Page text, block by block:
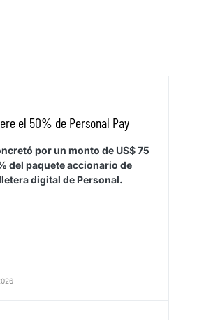
el 50% de Personal Pay
por un monto de US$ 75
del paquete accionario de
digital de Personal.